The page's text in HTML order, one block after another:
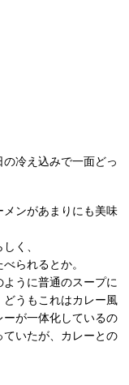
冷え込みで一面どっ
ンがあまりにも美味
く、
られるとか。
うに普通のスープに
うもこれはカレー風
が一体化しているの
いたが、カレーとの